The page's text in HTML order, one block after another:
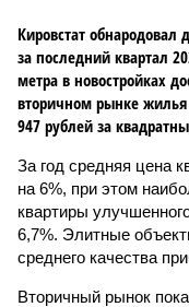
Кировстат
за последний квартал
метра в новостройках
вторичном рынке
947 рублей за
За год средняя цена
на 6%, при этом
квартиры
6,7%. Элитные
среднего качества
Вторичный рынок